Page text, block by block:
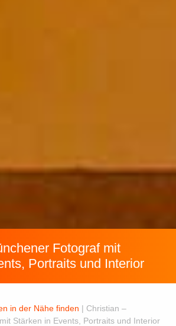
Fotograf mit
Portraits und Interior
in der Nähe finden | Christian –
Stärken in Events, Portraits und Interior